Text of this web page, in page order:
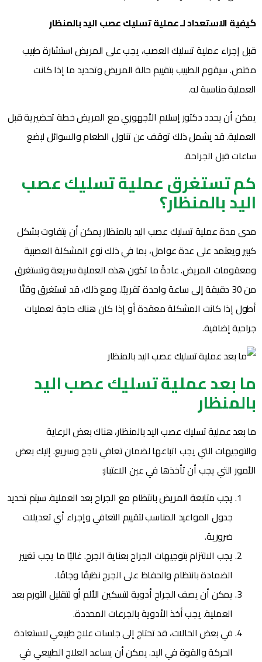
كيفية الاستعداد لـ عملية تسليك عصب اليد بالمنظار
قبل إجراء عملية تسليك العصب، يجب على المريض استشارة طبيب
مختص. سيقوم الطبيب بتقييم حالة المريض وتحديد ما إذا كانت
العملية مناسبة له.
يمكن أن يحدد دكتور إسلام الأجهوري مع المريض خطة تحضيرية قبل
العملية. قد يشمل ذلك توقف عن تناول الطعام والسوائل لبضع
ساعات قبل الجراحة.
كم تستغرق عملية تسليك عصب
اليد بالمنظار؟
مدى مدة عملية تسليك عصب اليد بالمنظار يمكن أن يتفاوت بشكل
كبير ويعتمد على عدة عوامل، بما في ذلك نوع المشكلة العصبية
ومعقومات المريض. عادةً ما تكون هذه العملية سريعة وتستغرق
من 30 دقيقة إلى ساعة واحدة تقريبًا. ومع ذلك، قد تستغرق وقتًا
أطول إذا كانت المشكلة معقدة أو إذا كان هناك حاجة لعمليات
جراحية إضافية.
ما بعد عملية تسليك عصب اليد
بالمنظار
ما بعد عملية تسليك عصب اليد بالمنظار، هناك بعض الرعاية
والتوجيهات التي يجب اتباعها لضمان تعافي ناجح وسريع. إليك بعض
الأمور التي يجب أن تأخذها في عين الاعتبار:
يجب متابعة المريض بانتظام مع الجراح بعد العملية. سيتم تحديد
جدول المواعيد المناسب لتقييم التعافي وإجراء أي تعديلات
ضرورية.
يجب الالتزام بتوجيهات الجراح بعناية الجرح. غالبًا ما يجب تغيير
الضمادة بانتظام والحفاظ على الجرح نظيفًا وجافًا.
يمكن أن يصف الجراح أدوية لتسكين الألم أو لتقليل التورم بعد
العملية. يجب أخذ الأدوية بالجرعات المحددة.
في بعض الحالات، قد تحتاج إلى جلسات علاج طبيعي لاستعادة
الحركة والقوة في اليد. يمكن أن يساعد العلاج الطبيعي في